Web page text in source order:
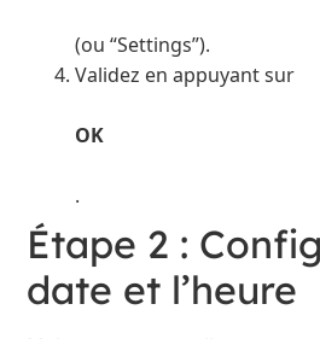
(ou “Settings”).
Validez en appuyant sur
OK
.
Étape 2 :
date et l’heure